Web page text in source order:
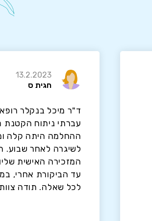
13.2.2023
חגית ס
ד"ר מיכל בנקלר
עברתי ניתוח
ההחלמה היתה קלה
לשיגרה לאחר שבוע.
המזכירה האישית
עד הביקורת אחרי,
לכל שאלה. תודה